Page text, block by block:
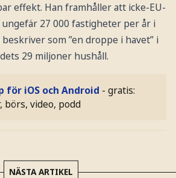
effekt. Han framhåller att icke-EU-
27 000 fastigheter per år i
som ”en droppe i havet” i
29 miljoner hushåll.
för iOS och Android - gratis:
börs, video, podd
NÄSTA ARTIKEL